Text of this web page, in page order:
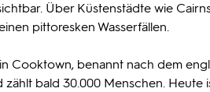
Über Küstenstädte wie
pittoresken Wasserfällen.
Cooktown, benannt nach dem
zählt bald 30.000 Menschen.